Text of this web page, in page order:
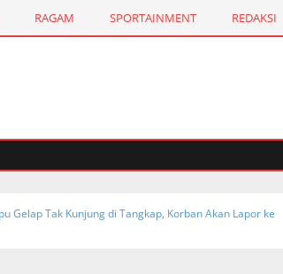
RAGAM SPORTAINMENT REDAKSI
Gelap Tak Kunjung di Tangkap, Korban Akan Lapor ke